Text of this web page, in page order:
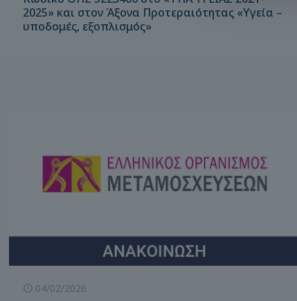
2025» και στον Άξονα Προτεραιότητας «Υγεία –
υποδομές, εξοπλισμός»
04/02/2026